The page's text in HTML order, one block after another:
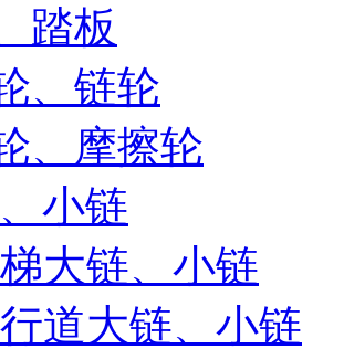
踏板
、链轮
、摩擦轮
小链
大链、小链
道大链、小链